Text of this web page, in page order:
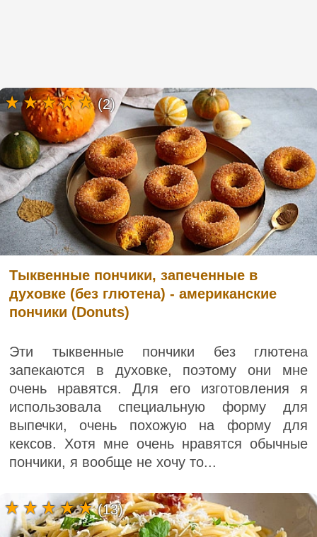
Тыквенные пончики, запеченные в
духовке (без глютена) - американские
пончики (Donuts)
Эти тыквенные пончики без глютена
запекаются в духовке, поэтому они мне
очень нравятся. Для его изготовления я
использовала специальную форму для
выпечки, очень похожую на форму для
кексов. Хотя мне очень нравятся обычные
пончики, я вообще не хочу то...
(2)
(13)